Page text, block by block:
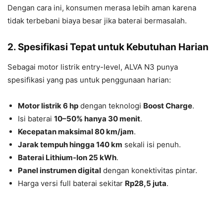
Dengan cara ini, konsumen merasa lebih aman karena
tidak terbebani biaya besar jika baterai bermasalah.
2. Spesifikasi Tepat untuk Kebutuhan Harian
Sebagai motor listrik entry-level, ALVA N3 punya
spesifikasi yang pas untuk penggunaan harian:
Motor listrik 6 hp dengan teknologi Boost Charge.
Isi baterai 10–50% hanya 30 menit.
Kecepatan maksimal 80 km/jam.
Jarak tempuh hingga 140 km sekali isi penuh.
Baterai Lithium-Ion 25 kWh.
Panel instrumen digital dengan konektivitas pintar.
Harga versi full baterai sekitar Rp28,5 juta.